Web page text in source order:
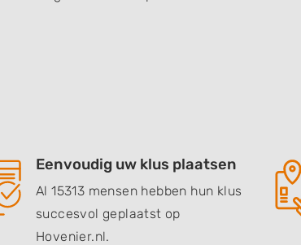
Eenvoudig uw klus plaatsen
Al 15313 mensen hebben hun klus
succesvol geplaatst op
Hovenier.nl.